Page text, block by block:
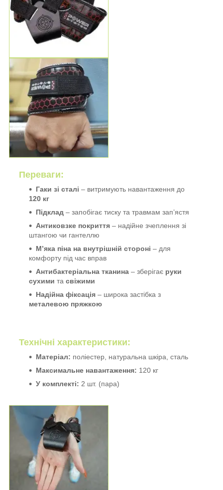
Переваги:
Гаки зі сталі – витримують навантаження до
120 кг
Підклад – запобігає тиску та травмам зап’ястя
Антиковзке покриття – надійне зчеплення зі
штангою чи гантеллю
М’яка піна на внутрішній стороні – для
комфорту під час вправ
Антибактеріальна тканина – зберігає руки
сухими та свіжими
Надійна фіксація – широка застібка з
металевою пряжкою
Технічні характеристики:
Матеріал: поліестер, натуральна шкіра, сталь
Максимальне навантаження: 120 кг
У комплекті: 2 шт. (пара)